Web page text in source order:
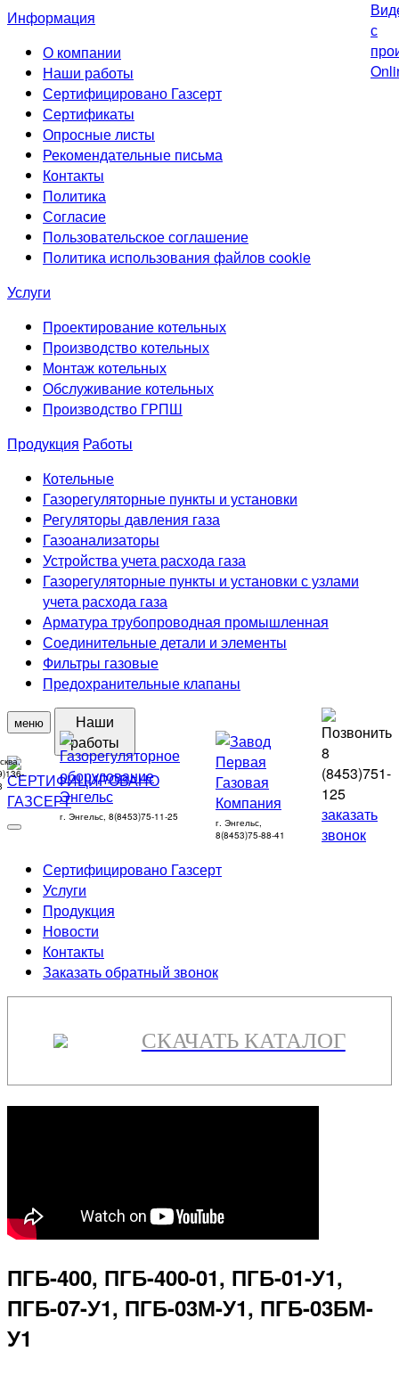
Информация
О компании
Наши работы
Сертифицировано Газсерт
Сертификаты
Опросные листы
Рекомендательные письма
Контакты
Политика
Согласие
Пользовательское соглашение
Политика использования файлов cookie
Услуги
Проектирование котельных
Производство котельных
Монтаж котельных
Обслуживание котельных
Производство ГРПШ
Продукция Работы
Котельные
Газорегуляторные пункты и установки
Регуляторы давления газа
Газоанализаторы
Устройства учета расхода газа
Газорегуляторные пункты и установки с узлами
учета расхода газа
Арматура трубопроводная промышленная
Соединительные детали и элементы
Фильтры газовые
Предохранительные клапаны
меню
Наши
работы
г. Энгельс, 8(8453)75-11-25
г. Энгельс,
8(8453)75-88-41
8
(8453)751-
125
заказать
звонок
Сертифицировано Газсерт
Услуги
Продукция
Новости
Контакты
Заказать обратный звонок
СКАЧАТЬ КАТАЛОГ
ПГБ-400, ПГБ-400-01, ПГБ-01-У1,
ПГБ-07-У1, ПГБ-03М-У1, ПГБ-03БМ-
У1